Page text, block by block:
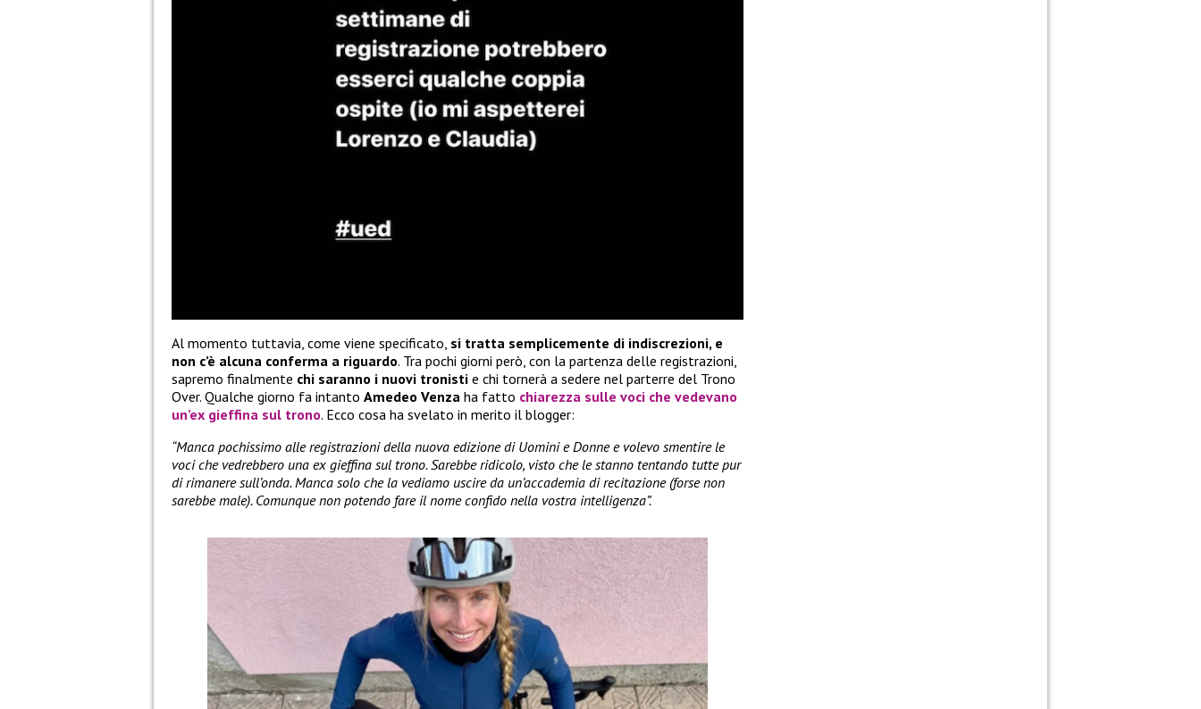
Al momento tuttavia, come viene specificato, si tratta semplicemente di indiscrezioni, e
non c’è alcuna conferma a riguardo. Tra pochi giorni però, con la partenza delle registrazioni,
sapremo finalmente chi saranno i nuovi tronisti e chi tornerà a sedere nel parterre del Trono
Over. Qualche giorno fa intanto Amedeo Venza ha fatto chiarezza sulle voci che vedevano
un’ex gieffina sul trono. Ecco cosa ha svelato in merito il blogger:
“Manca pochissimo alle registrazioni della nuova edizione di Uomini e Donne e volevo smentire le
voci che vedrebbero una ex gieffina sul trono. Sarebbe ridicolo, visto che le stanno tentando tutte pur
di rimanere sull’onda. Manca solo che la vediamo uscire da un’accademia di recitazione (forse non
sarebbe male). Comunque non potendo fare il nome confido nella vostra intelligenza”.